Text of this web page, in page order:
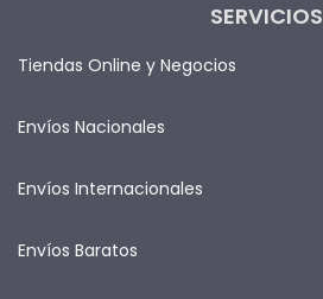
SERVICIOS
Tiendas Online y Negocios
Envíos Nacionales
Envíos Internacionales
Envíos Baratos